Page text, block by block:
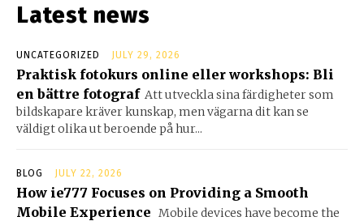
Latest news
UNCATEGORIZED JULY 29, 2026
Praktisk fotokurs online eller workshops: Bli
en bättre fotograf Att utveckla sina färdigheter som
bildskapare kräver kunskap, men vägarna dit kan se
väldigt olika ut beroende på hur...
BLOG JULY 22, 2026
How ie777 Focuses on Providing a Smooth
Mobile Experience Mobile devices have become the